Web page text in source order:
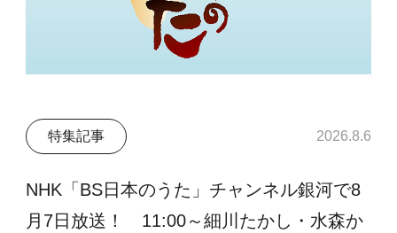
特集記事 2026.8.6
NHK「BS日本のうた」チャンネル銀河で8
月7日放送！ 11:00～細川たかし・水森か